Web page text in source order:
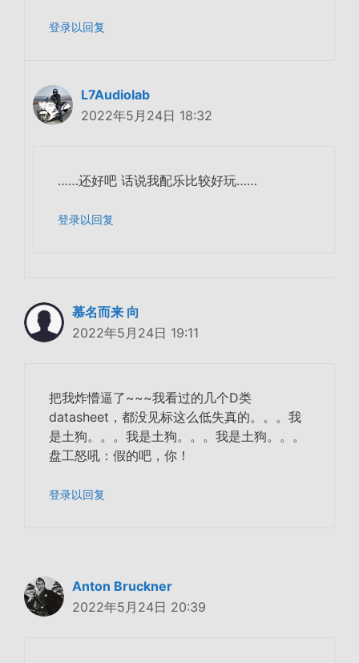
登录以回复
L7Audiolab
2022年5月24日 18:32
……还好吧 话说我配乐比较好玩……
登录以回复
慕名而来 向
2022年5月24日 19:11
把我炸懵逼了~~~我看过的几个D类
datasheet，都没见标这么低失真的。。。我
是土狗。。。 我是土狗。。。我是土狗。。。
盘工怒吼：假的吧，你！
登录以回复
Anton Bruckner
2022年5月24日 20:39